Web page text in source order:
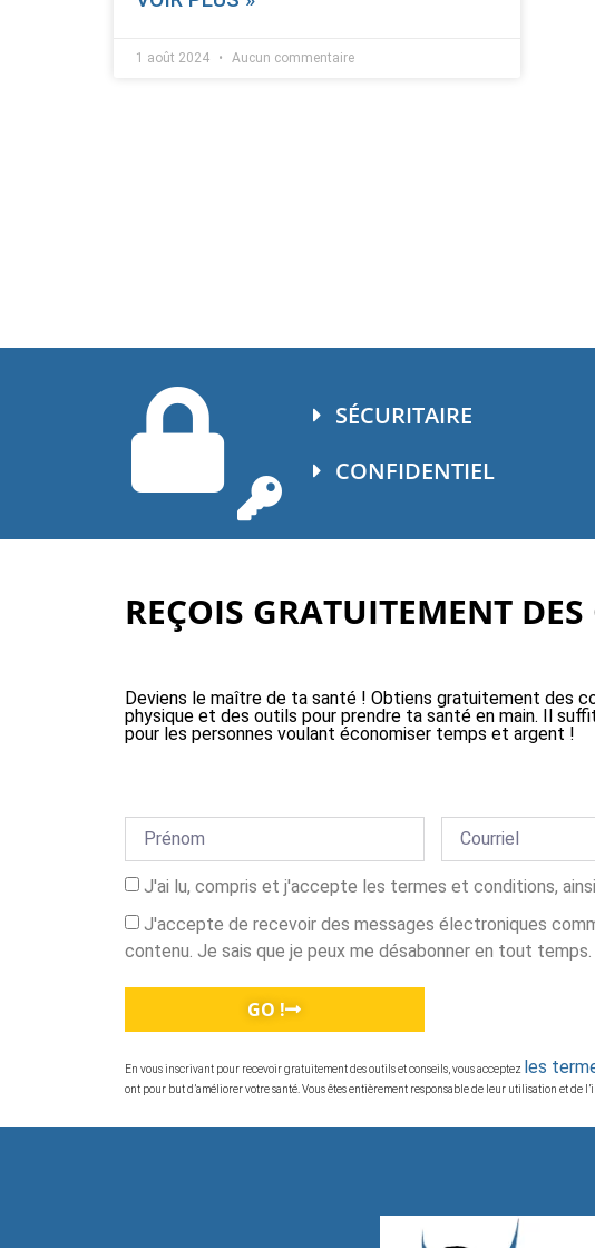
1 août 2024 Aucun commentaire
SÉCURITAIRE
CONFIDENTIEL
REÇOIS GRATUITEMENT
Deviens le maître de ta santé ! Obtiens gratuitement des
physique et des outils pour prendre ta santé en main. Il
pour les personnes voulant économiser temps et argent !
J'ai lu, compris et j'accepte les termes et conditions,
J'accepte de recevoir des messages électroniques
contenu. Je sais que je peux me désabonner en tout temps.
GO !
En vous inscrivant pour recevoir gratuitement des outils et conseils, vous acceptez les
ont pour but d’améliorer votre santé. Vous êtes entièrement responsable de leur utilisation et de